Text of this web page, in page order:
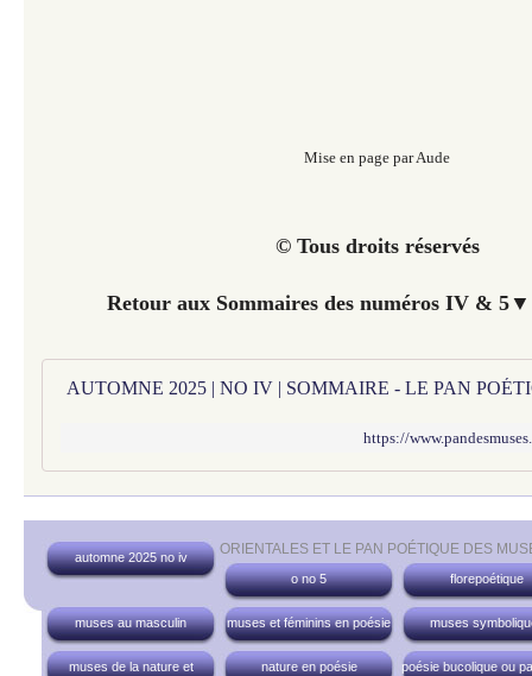
Mise en page par Aude
© Tous droits réservés
Retour aux Sommaires des numéros IV &
AUTOMNE 2025 | NO IV | SOMMAIRE - LE PAN
https://
ORIENTALES ET LE PAN POÉTIQUE DES
automne 2025 no iv
o no 5
florepoétique
muses au masculin muses et féminins en poésie muses
muses de la nature et
nature en poésie poésie bucolique ou